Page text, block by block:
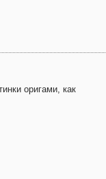
оригами, как